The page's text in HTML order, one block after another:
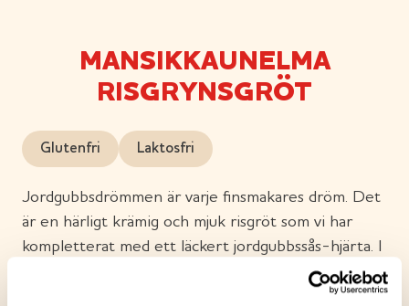
MANSIKKAUNELMA
RISGRYNSGRÖT
Glutenfri Laktosfri
Jordgubbsdrömmen är varje finsmakares dröm. Det
är en härligt krämig och mjuk risgröt som vi har
kompletterat med ett läckert jordgubbssås-hjärta. I
den sammetslena jordgubbssåsen smakar det
jordgubbar och sommar. Njut av Jordgubbsdrömmen